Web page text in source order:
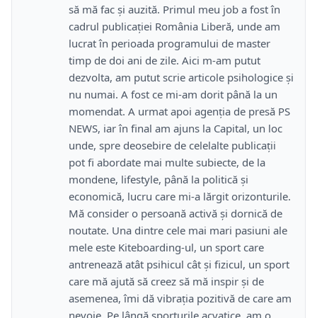
să mă fac și auzită. Primul meu job a fost în
cadrul publicației România Liberă, unde am
lucrat în perioada programului de master
timp de doi ani de zile. Aici m-am putut
dezvolta, am putut scrie articole psihologice și
nu numai. A fost ce mi-am dorit până la un
momendat. A urmat apoi agenția de presă PS
NEWS, iar în final am ajuns la Capital, un loc
unde, spre deosebire de celelalte publicații
pot fi abordate mai multe subiecte, de la
mondene, lifestyle, până la politică și
economică, lucru care mi-a lărgit orizonturile.
Mă consider o persoană activă și dornică de
noutate. Una dintre cele mai mari pasiuni ale
mele este Kiteboarding-ul, un sport care
antrenează atât psihicul cât și fizicul, un sport
care mă ajută să creez să mă inspir și de
asemenea, îmi dă vibrația pozitivă de care am
nevoie. Pe lângă sporturile acvatice, am o